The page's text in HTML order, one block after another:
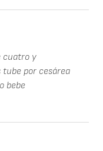
cuatro y
tube por cesárea
bebe